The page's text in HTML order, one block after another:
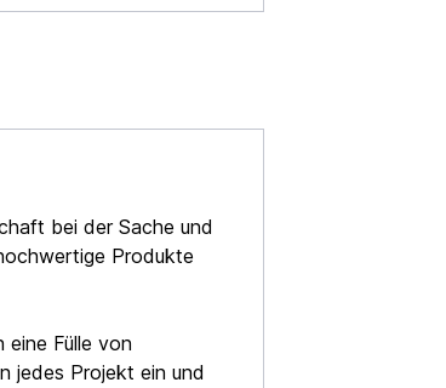
bei der Sache und
Produkte
eine Fülle von
jedes Projekt ein und